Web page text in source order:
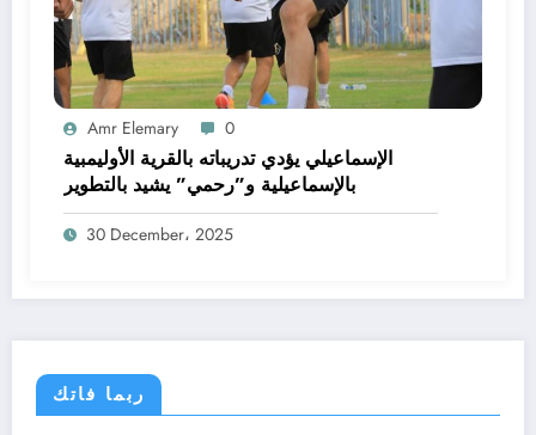
Amr Elemary 0
الإسماعيلي يؤدي تدريباته بالقرية الأوليمبية
بالإسماعيلية و”رحمي” يشيد بالتطوير
30 December، 2025
ربما فاتك